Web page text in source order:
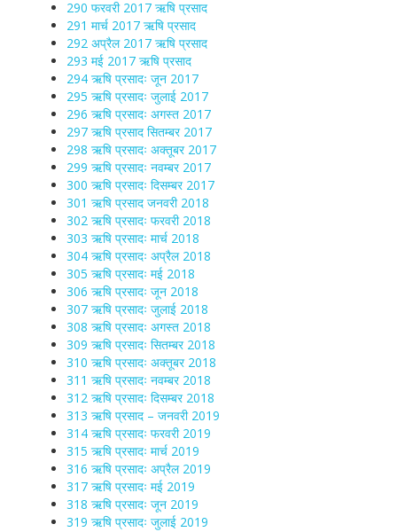
290 फरवरी 2017 ऋषि प्रसाद
291 मार्च 2017 ऋषि प्रसाद
292 अप्रैल 2017 ऋषि प्रसाद
293 मई 2017 ऋषि प्रसाद
294 ऋषि प्रसादः जून 2017
295 ऋषि प्रसादः जुलाई 2017
296 ऋषि प्रसादः अगस्त 2017
297 ऋषि प्रसाद सितम्बर 2017
298 ऋषि प्रसादः अक्तूबर 2017
299 ऋषि प्रसादः नवम्बर 2017
300 ऋषि प्रसादः दिसम्बर 2017
301 ऋषि प्रसाद जनवरी 2018
302 ऋषि प्रसादः फरवरी 2018
303 ऋषि प्रसादः मार्च 2018
304 ऋषि प्रसादः अप्रैल 2018
305 ऋषि प्रसादः मई 2018
306 ऋषि प्रसादः जून 2018
307 ऋषि प्रसादः जुलाई 2018
308 ऋषि प्रसादः अगस्त 2018
309 ऋषि प्रसादः सितम्बर 2018
310 ऋषि प्रसादः अक्तूबर 2018
311 ऋषि प्रसादः नवम्बर 2018
312 ऋषि प्रसादः दिसम्बर 2018
313 ऋषि प्रसाद – जनवरी 2019
314 ऋषि प्रसादः फरवरी 2019
315 ऋषि प्रसादः मार्च 2019
316 ऋषि प्रसादः अप्रैल 2019
317 ऋषि प्रसादः मई 2019
318 ऋषि प्रसादः जून 2019
319 ऋषि प्रसादः जुलाई 2019